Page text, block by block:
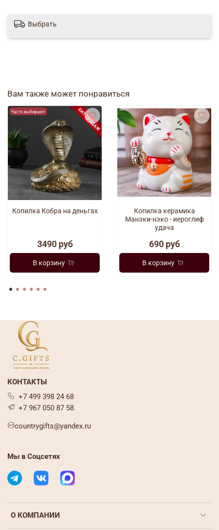
Размер: 17х7х23 см
Выбрать
Вам также может понравиться
Часто выбирают
Копилка Кобра на деньгах
3490 руб
В корзину
Копилка керамика
Манэки-нэко - иероглиф
удача
690 руб
В корзину
О КОМПАНИИ
КОНТАКТЫ
+7 499 398 24 68
+7 967 050 87 58
countrygifts@yandex.ru
Мы в Соцсетях